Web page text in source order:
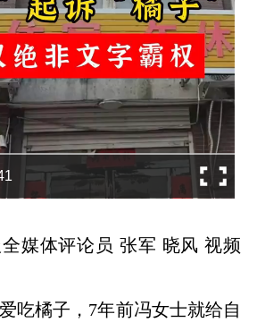
媒体评论员 张军 晓风 视频
吃橘子，7年前冯女士就给自